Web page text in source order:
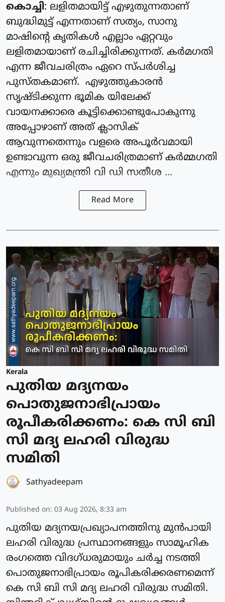
കൊച്ചി: ലളിതമായിട്ട് എഴുതുന്നതാണ്
ബുദ്ധിമുട്ട് എന്നതാണ് സത്യം, സാനു
മാഷിന്റെ കൃതികൾ എല്ലാം ഏറ്റവും
ലളിതമായാണ് രചിച്ചിരിക്കുന്നത്. കർമഗതി
എന്ന ജീവചരിത്രം ഏറെ സ്പർശിച്ച
പുസ്തകമാണ്. എഴുത്തുകാരൻ
സൃഷ്ടിക്കുന്ന ഭൂമിക യിലേക്ക്
വായനക്കാരെ കൂട്ടിക്കൊണ്ടുപോകുന്നു
അപ്പോഴാണ് അത് ക്ലാസിക്
ആവുന്നതെന്നും വളരെ അപൂർവമായി
ഉണ്ടാവുന്ന ഒരു ജീവചരിത്രമാണ് കർമ്മഗതി
എന്നും മുഖ്യമന്ത്രി വി ഡി സതീശ ...
Read More
Kerala
പുതിയ മദ്യനയം
പൊതുജനാഭിപ്രായം
രൂപീകരിക്കണം: കെ സി ബി
സി മദ്യ ലഹരി വിരുദ്ധ
സമിതി
Sathyadeepam
Published on: 03 Aug 2026, 8:33 am
പുതിയ മദ്യനയപ്രഖ്യാപനത്തിനു മുൻപായി
ലഹരി വിരുദ്ധ പ്രസ്ഥാനങ്ങളും സാമൂഹിക
രംഗത്തെ വിദഗ്ധരുമായും ചർച്ച നടത്തി
പൊതുജനാഭിപ്രായം രൂപികരിക്കരണമെന്ന്
കെ സി ബി സി മദ്യ ലഹരി വിരുദ്ധ സമിതി.